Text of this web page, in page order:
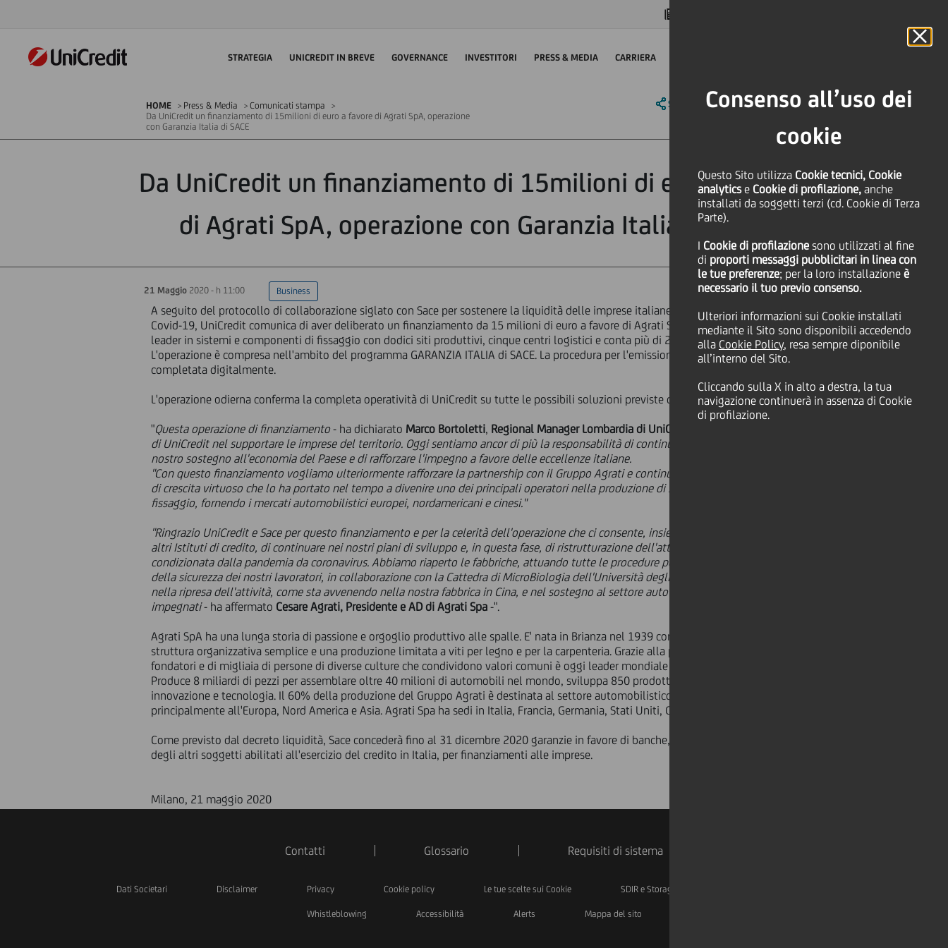
Consenso all’uso dei
cookie
Questo Sito utilizza Cookie tecnici, Cookie
analyticse Cookie di profilazione, anche
installati da soggetti terzi (cd. Cookie di Terza
Parte).
I Cookie di profilazione sono utilizzati al fine
di proporti messaggi pubblicitari in linea con
le tue preferenze; per la loro installazione è
necessario il tuo previo consenso.
Ulteriori informazioni sui Cookie installati
mediante il Sito sono disponibili accedendo
alla Cookie Policy, resa sempre diponibile
all’interno del Sito.
Cliccando sulla X in alto a destra, la tua
navigazione continuerà in assenza di Cookie
di profilazione.
STRATEGIA UNICREDIT IN BREVE GOVERNANCE INVESTITORI PRESS & MEDIA CARRIERA
HOME Press & Media
Comunicati stampa
Da UniCredit un finanziamento di 15milioni di euro a favore di Agrati SpA, operazione
con Garanzia Italia di SACE
SHARE PRINT SEND
Da UniCredit un finanziamento di 15milioni di euro a favore
di Agrati SpA, operazione con Garanzia Italia di SACE
21 Maggio 2020 - h 11:00 Business
A seguito del protocollo di collaborazione siglato con Sace per sostenere la liquidità delle imprese italiane colpite dall'emergenza
Covid-19, UniCredit comunica di aver deliberato un finanziamento da 15 milioni di euro a favore di Agrati SpA, una multinazionale
leader in sistemi e componenti di fissaggio con dodici siti produttivi, cinque centri logistici e conta più di 2.500 dipendenti.
L'operazione è compresa nell'ambito del programma GARANZIA ITALIA di SACE. La procedura per l'emissione della garanzia è stata
completata digitalmente.
L'operazione odierna conferma la completa operatività di UniCredit su tutte le possibili soluzioni previste dal Decreto Liquidità.
"Questa operazione di finanziamento - ha dichiarato Marco Bortoletti, Regional Manager Lombardia di UniCredit
di UniCredit nel supportare le imprese del territorio. Oggi sentiamo ancor di più la responsabilità di continuare a garantire tutto il
nostro sostegno all'economia del Paese e di rafforzare l'impegno a favore delle eccellenze italiane.
"Con questo finanziamento vogliamo ulteriormente rafforzare la partnership con il Gruppo Agrati e continuare a supportare il percorso
di crescita virtuoso che lo ha portato nel tempo a divenire uno dei principali operatori nella produzione di soluzioni e componenti di
fissaggio, fornendo i mercati automobilistici europei, nordamericani e cinesi."
"Ringrazio UniCredit e Sace per questo finanziamento e per la celerità dell'operazione che ci consente, insieme con il sostegno degli
altri Istituti di credito, di continuare nei nostri piani di sviluppo e, in questa fase, di ristrutturazione dell'attività, fortemente
condizionata dalla pandemia da coronavirus. Abbiamo riaperto le fabbriche, attuando tutte le procedure per la tutela della salute e
della sicurezza dei nostri lavoratori, in collaborazione con la Cattedra di MicroBiologia dell'Università degli Studi di Milano. Confidiamo
nella ripresa dell'attività, come sta avvenendo nella nostra fabbrica in Cina, e nel sostegno al settore auto nel quale siamo molto
impegnati- ha affermato Cesare Agrati, Presidente e AD di Agrati Spa -".
Agrati SpA ha una lunga storia di passione e orgoglio produttivo alle spalle. E' nata in Brianza nel 1939 con solo 20 persone, una
struttura organizzativa semplice e una produzione limitata a viti per legno e per la carpenteria. Grazie alla passione e al contributo dei
fondatori e di migliaia di persone di diverse culture che condividono valori comuni è oggi leader mondiale in soluzioni di fissaggio.
Produce 8 miliardi di pezzi per assemblare oltre 40 milioni di automobili nel mondo, sviluppa 850 prodotti ogni anno e investe l'8% in
innovazione e tecnologia. Il 60% della produzione del Gruppo Agrati è destinata al settore automobilistico OEM e rivolta
principalmente all'Europa, Nord America e Asia. Agrati Spa ha sedi in Italia, Francia, Germania, Stati Uniti, Giappone, Taiwan e Cina.
Come previsto dal decreto liquidità, Sace concederà fino al 31 dicembre 2020 garanzie in favore di banche, di istituzioni finanziarie e
degli altri soggetti abilitati all'esercizio del credito in Italia, per finanziamenti alle imprese.
Milano, 21 maggio 2020
Contatti Glossario Requisiti di sistema
Dati Societari Disclaimer Privacy Cookie policy Le tue scelte sui Cookie SDIR e Storage
Whistleblowing Accessibilità Alerts Mappa del sito